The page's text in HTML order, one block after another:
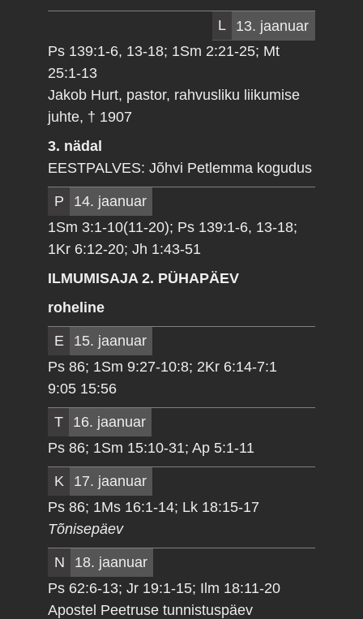
L
13. jaanuar
Ps 139:1-6, 13-18; 1Sm 2:21-25; Mt
25:1-13
Jakob Hurt, pastor, rahvusliku liikumise
juhte, † 1907
3. nädal
EESTPALVES: Jõhvi Petlemma kogudus
P
14. jaanuar
1Sm 3:1-10(11-20); Ps 139:1-6, 13-18;
1Kr 6:12-20; Jh 1:43-51
ILMUMISAJA 2. PÜHAPÄEV
roheline
E
15. jaanuar
Ps 86; 1Sm 9:27-10:8; 2Kr 6:14-7:1
9:05 15:56
T
16. jaanuar
Ps 86; 1Sm 15:10-31; Ap 5:1-11
K
17. jaanuar
Ps 86; 1Ms 16:1-14; Lk 18:15-17
Tõnisepäev
N
18. jaanuar
Ps 62:6-13; Jr 19:1-15; Ilm 18:11-20
Apostel Peetruse tunnistuspäev